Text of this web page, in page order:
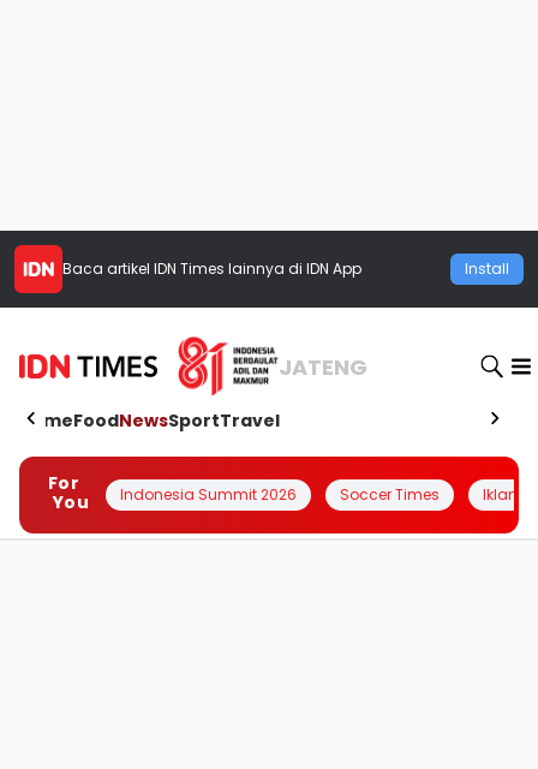
Baca artikel IDN Times lainnya di IDN App Install
JATENG
HomeFoodNewsSportTravel
For
You
Indonesia Summit 2026 Soccer Times Iklanin